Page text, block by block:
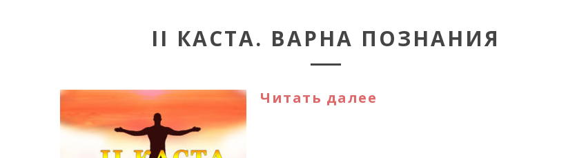
II КАСТА. ВАРНА ПОЗНАНИЯ
Читать далее